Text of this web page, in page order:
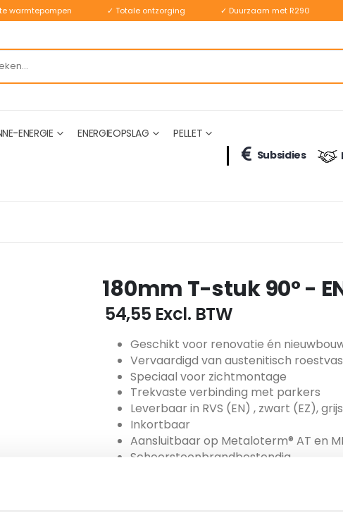
warmtepompen ✓ Totale ontzorging ✓ Duurzaam met R290
ENERGIE ENERGIEOPSLAG PELLET
Subsidies
180mm T-stuk 90° -
€ 54,55 Excl. BTW
Geschikt voor renovatie én
Vervaardigd van austenitisch
Speciaal voor zichtmontage
Trekvaste verbinding met parkers
Leverbaar in RVS (EN) , zwart (EZ),
Inkortbaar
Aansluitbaar op Metaloterm® AT en
Schoorsteenbrandbestendig